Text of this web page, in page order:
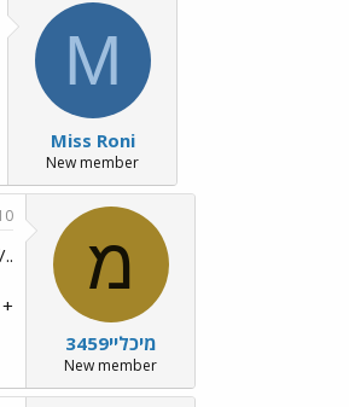
M
Miss Roni
New member
מ
מיכליי3459
New member
../images/Emo251.gifמל טפי וג'וני../images/Emo251.gif
+